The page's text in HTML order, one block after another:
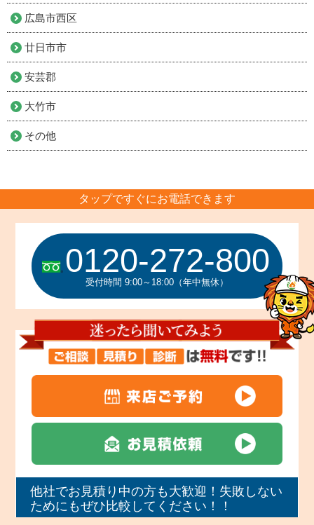
広島市西区
廿日市市
安芸郡
大竹市
その他
タップですぐにお電話できます
0120-272-800
受付時間 9:00～18:00（年中無休）
他社でお見積り中の方も大歓迎！失敗しない
ためにもぜひ比較してください！！